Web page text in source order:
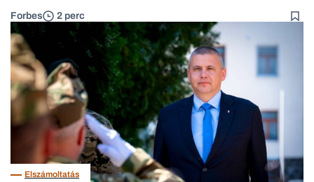
Forbes 2 perc
Elszámoltatás